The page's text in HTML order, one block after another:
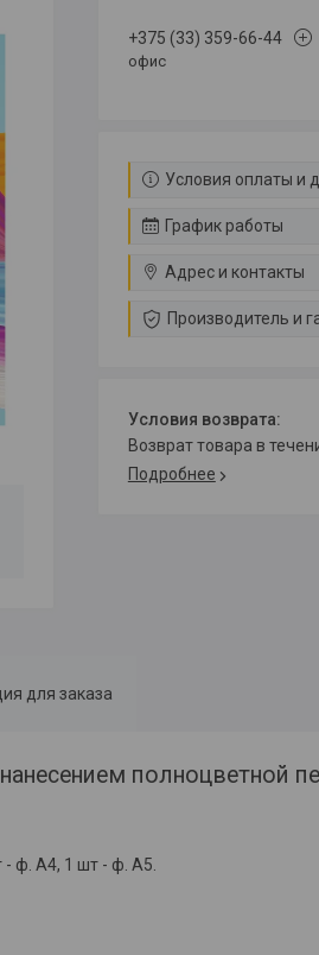
+375 (33) 359-66-44
офис
Условия оплаты и
График работы
Адрес и контакты
Производитель и
возврат товара в
Подробнее
для заказа
полноцветной
ф. А4, 1 шт - ф. А5.